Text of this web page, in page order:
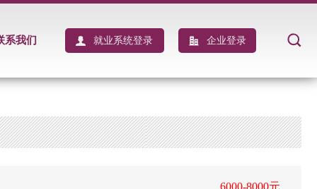
系我们 就业系统登录 企业登录
6000-8000元